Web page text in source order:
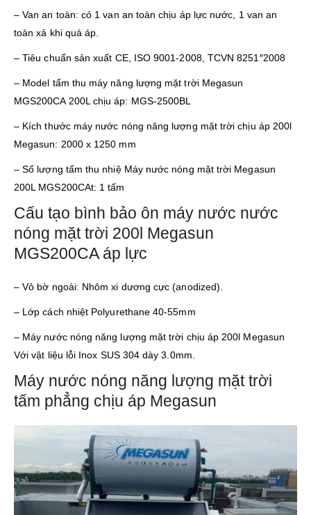
– Van an toàn: có 1 van an toàn chịu áp lực nước, 1 van an
toàn xả khi quá áp.
– Tiêu chuẩn sản xuất CE, ISO 9001-2008, TCVN 8251″2008
– Model tấm thu máy năng lượng mặt trời Megasun
MGS200CA 200L chịu áp: MGS-2500BL
– Kích thước máy nước nóng năng lượng mặt trời chịu áp 200l
Megasun: 2000 x 1250 mm
– Số lượng tấm thu nhiệ Máy nước nóng mặt trời Megasun
200L MGS200CAt: 1 tấm
Cấu tạo bình bảo ôn máy nước nước
nóng mặt trời 200l Megasun
MGS200CA áp lực
– Vỏ bờ ngoài: Nhôm xi dương cực (anodized).
– Lớp cách nhiệt Polyurethane 40-55mm
– Máy nước nóng năng lượng mặt trời chịu áp 200l Megasun
Với vật liệu lỗi Inox SUS 304 dày 3.0mm.
Máy nước nóng năng lượng mặt trời
tấm phẳng chịu áp Megasun